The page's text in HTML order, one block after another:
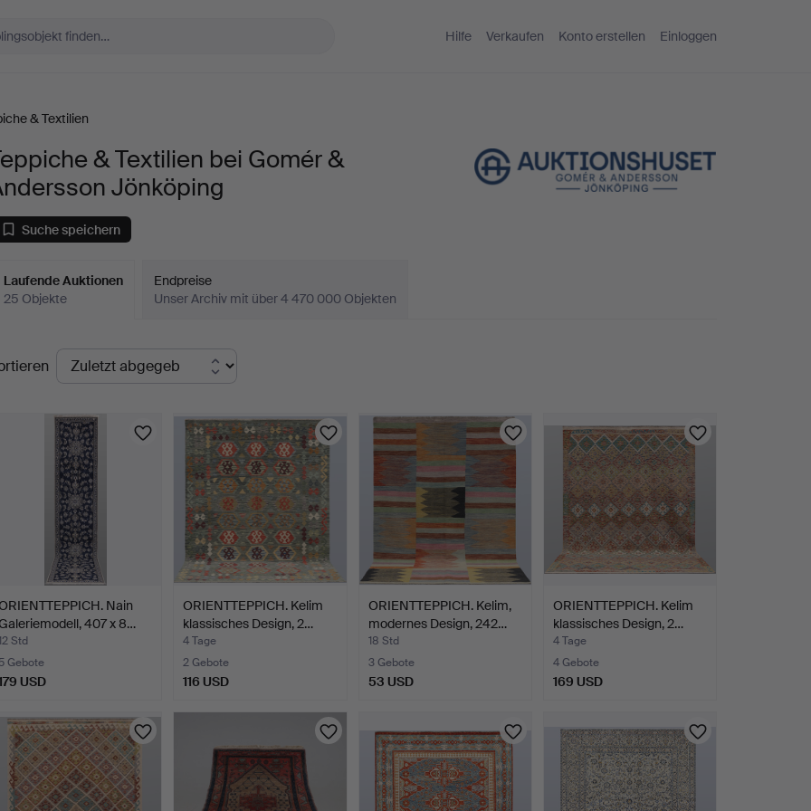
Hilfe Verkaufen Konto erstellen Einloggen
& Textilien
& Textilien bei Gomér &
Jönköping
Suche speichern
Laufende Auktionen
25 Objekte
Endpreise
Unser Archiv mit über 4 470 000 Objekten
Laufende
Nain
407 x 8…
Std
5 Gebote
USD
ORIENTTEPPICH. Kelim
klassisches Design, 2…
4 Tage
2 Gebote
116 USD
ORIENTTEPPICH. Kelim,
modernes Design, 242…
18 Std
3 Gebote
53 USD
ORIENTTEPPICH. Kelim
klassisches Design, 2…
4 Tage
4 Gebote
169 USD